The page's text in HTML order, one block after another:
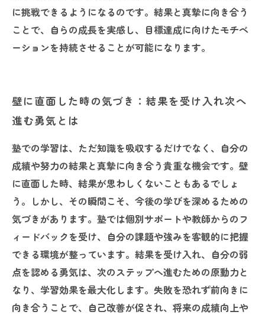
に挑戦できるようになるのです。結果と真摯に向き合う
ことで、自らの成長を実感し、目標達成に向けたモチベ
ーションを持続させることが可能になります。
壁に直面した時の気づき：結果を受け入れ次へ
進む勇気とは
塾での学習は、ただ知識を吸収するだけでなく、自分の
成績や努力の結果と真摯に向き合う貴重な機会です。壁
に直面した時、結果が思わしくないこともあるでしょ
う。しかし、その瞬間こそ、今後の学びを深めるための
気づきがあります。塾では個別サポートや教師からのフ
ィードバックを受け、自分の課題や強みを客観的に把握
できる環境が整っています。結果を受け入れ、自分の弱
点を認める勇気は、次のステップへ進むための原動力と
なり、学習効果を最大化します。失敗を恐れず前向きに
向き合うことで、自己改善が促され、将来の成績向上や